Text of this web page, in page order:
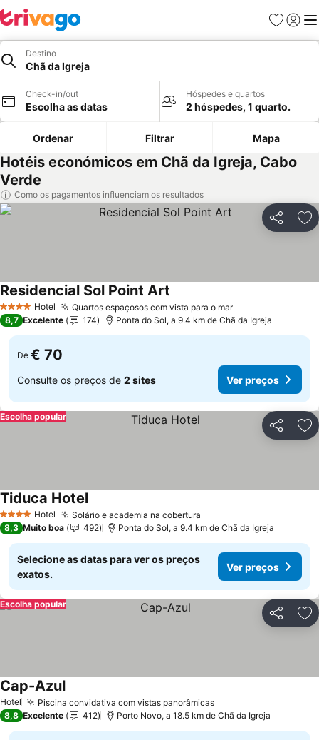
Favoritos
Iniciar
Destino
Chã da Igreja
Check-in/out
Escolha as datas
Hóspedes e quartos
2 hóspedes, 1 quarto.
Ordenar Filtrar Mapa
Hotéis económicos em Chã da Igreja, Cabo
Verde
Como os pagamentos influenciam os resultados
Partilhar
4 EstrelasHotel Quartos espaçosos com vista para o mar
Residencial Sol Point Art
8,7 Excelente 174 Ponta do Sol, a 9.4 km de Chã da Igreja
De € 70
Consulte os preços de 2 sites Ver preços
Partilhar
Escolha popular
4 EstrelasHotel Solário e academia na cobertura
Tiduca Hotel
8,3 Muito boa 492 Ponta do Sol, a 9.4 km de Chã da Igreja
Selecione as datas para ver os preços
exatos.
Ver preços
Partilhar
Escolha popular
Hotel Piscina convidativa com vistas panorâmicas
Cap-Azul
8,8 Excelente 412 Porto Novo, a 18.5 km de Chã da Igreja